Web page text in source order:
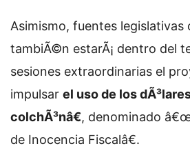
Asimismo, fuentes
tambiÃ©n estarÃ¡ dentro del
sesiones extraordinarias el
impulsar el uso de los
colchÃ³nâ€, denominado
de Inocencia Fiscalâ€.